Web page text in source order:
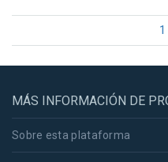
1
MÁS INFORMACIÓN DE
Sobre esta plataforma